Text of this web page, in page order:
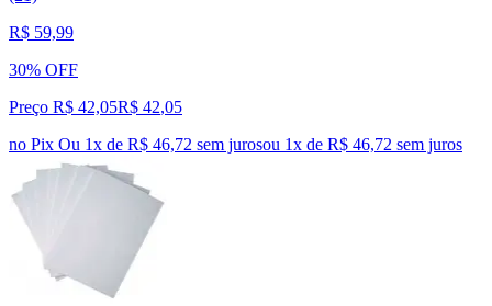
R$ 59,99
30% OFF
Preço R$ 42,05R$ 42,05
no Pix Ou 1x de R$ 46,72 sem jurosou 1x de R$ 46,72 sem juros